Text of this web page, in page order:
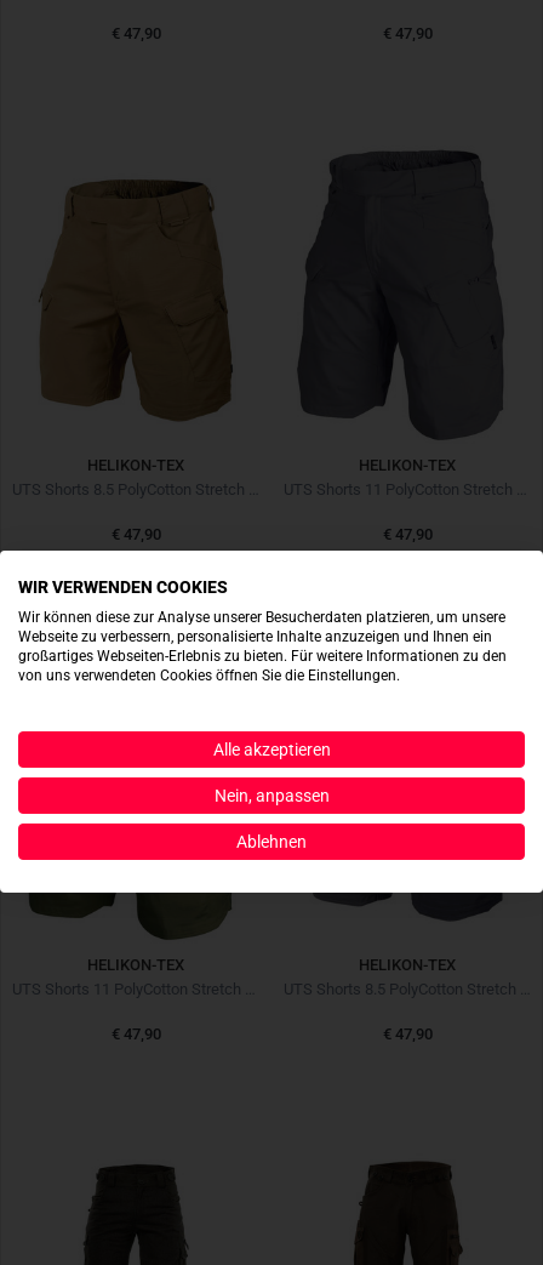
€ 47,90 € 47,90
HELIKON-TEX
€ 47,90
HELIKON-TEX
€ 47,90
HELIKON-TEX
€ 47,90
HELIKON-TEX
€ 47,90
WIR VERWENDEN COOKIES
Wir können diese zur Analyse unserer Besucherdaten platzieren, um unsere
Webseite zu verbessern, personalisierte Inhalte anzuzeigen und Ihnen ein
großartiges Webseiten-Erlebnis zu bieten. Für weitere Informationen zu den
von uns verwendeten Cookies öffnen Sie die Einstellungen.
Alle akzeptieren
Nein, anpassen
Ablehnen